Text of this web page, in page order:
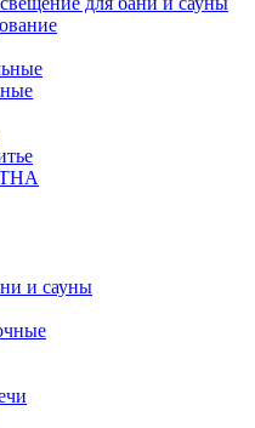
и сауны